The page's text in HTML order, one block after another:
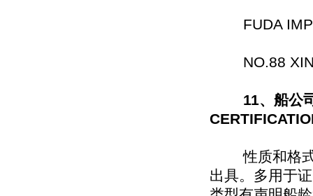
FUDA
NO.88
11、船公
性质和格式
出具。多用于